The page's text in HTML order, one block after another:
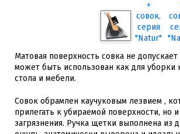
Матовая поверхность совка не
может быть использован как для уборки
стола и мебели.
Совок обрамлен каучуковым лезвием ,
прилегать к убираемой поверхности, но
загрязнения. Ручка щетки выполнена из